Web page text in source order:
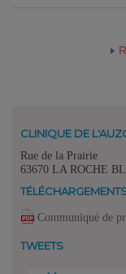
CLINIQUE DE
Rue de la Prairie
63670 LA ROCHE
Communiqué de
TWEETS